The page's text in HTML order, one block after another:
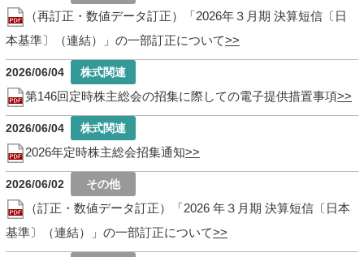
（再訂正・数値データ訂正）「2026年３月期 決算短信〔日
本基準〕（連結）」の一部訂正について
2026/06/04
第146回定時株主総会の招集に際しての電子提供措置事項
2026/06/04
2026年定時株主総会招集通知
2026/06/02
（訂正・数値データ訂正）「2026 年３月期 決算短信〔日本
基準〕（連結）」の一部訂正について